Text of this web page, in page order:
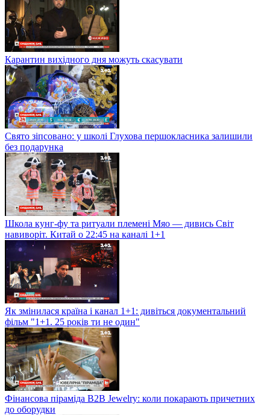
Карантин вихідного дня можуть скасувати
Свято зіпсовано: у школі Глухова першокласника залишили
без подарунка
Школа кунг-фу та ритуали племені Мяо — дивись Світ
навиворіт. Китай о 22:45 на каналі 1+1
Як змінилася країна і канал 1+1: дивіться документальний
фільм "1+1. 25 років ти не один"
Фінансова піраміда B2B Jewelry: коли покарають причетних
до оборудки